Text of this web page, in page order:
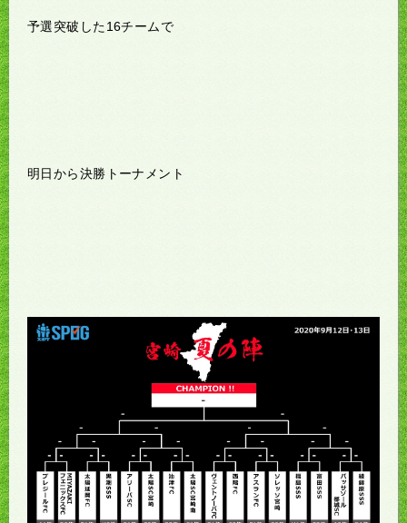
予選突破した16チームで
明日から決勝トーナメント